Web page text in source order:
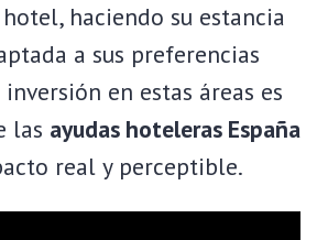
haciendo su estancia
a sus preferencias
en estas áreas es
las ayudas hoteleras España
real y perceptible.